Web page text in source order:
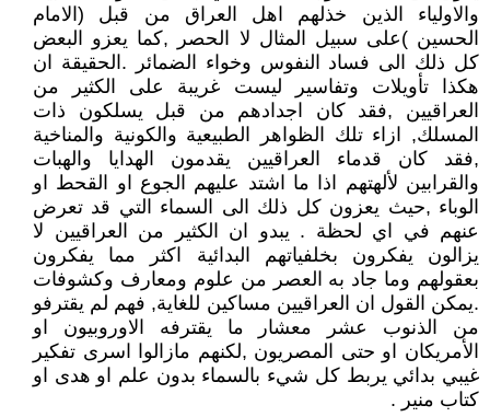
والاولياء الذين خذلهم اهل العراق من قبل (الامام
الحسين )على سبيل المثال لا الحصر ,كما يعزو البعض
كل ذلك الى فساد النفوس وخواء الضمائر .الحقيقة ان
هكذا تأويلات وتفاسير ليست غريبة على الكثير من
العراقيين ,فقد كان اجدادهم من قبل يسلكون ذات
المسلك, ازاء تلك الظواهر الطبيعية والكونية والمناخية
,فقد كان قدماء العراقيين يقدمون الهدايا والهبات
والقرابين لألهتهم اذا ما اشتد عليهم الجوع او القحط او
الوباء ,حيث يعزون كل ذلك الى السماء التي قد تعرض
عنهم في اي لحظة . يبدو ان الكثير من العراقيين لا
يزالون يفكرون بخلفياتهم البدائية اكثر مما يفكرون
بعقولهم وما جاد به العصر من علوم ومعارف وكشوفات
.يمكن القول ان العراقيين مساكين للغاية, فهم لم يقترفو
من الذنوب عشر معشار ما يقترفه الاوروبيون او
الأمريكان او حتى المصريون ,لكنهم مازالوا اسرى تفكير
غيبي بدائي يربط كل شيء بالسماء بدون علم او هدى او
كتاب منير .